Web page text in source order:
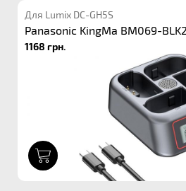
Для Lumix DC-GH5S
Panasonic KingMa BM069-
1168 грн.